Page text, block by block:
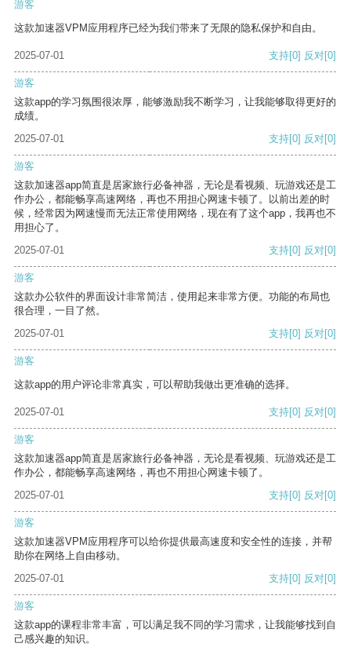
游客
这款加速器VPM应用程序已经为我们带来了无限的隐私保护和自由。
2025-07-01 支持[0] 反对[0]
游客
这款app的学习氛围很浓厚，能够激励我不断学习，让我能够取得更好的
成绩。
2025-07-01
支持[0] 反对[0]
游客
这款加速器app简直是居家旅行必备神器，无论是看视频、玩游戏还是工
作办公，都能畅享高速网络，再也不用担心网速卡顿了。以前出差的时
候，经常因为网速慢而无法正常使用网络，现在有了这个app，我再也不
用担心了。
2025-07-01
支持[0] 反对[0]
游客
这款办公软件的界面设计非常简洁，使用起来非常方便。功能的布局也
很合理，一目了然。
2025-07-01
支持[0] 反对[0]
游客
这款app的用户评论非常真实，可以帮助我做出更准确的选择。
2025-07-01 支持[0] 反对[0]
游客
这款加速器app简直是居家旅行必备神器，无论是看视频、玩游戏还是工
作办公，都能畅享高速网络，再也不用担心网速卡顿了。
2025-07-01
支持[0] 反对[0]
游客
这款加速器VPM应用程序可以给你提供最高速度和安全性的连接，并帮
助你在网络上自由移动。
2025-07-01
支持[0] 反对[0]
游客
这款app的课程非常丰富，可以满足我不同的学习需求，让我能够找到自
己感兴趣的知识。